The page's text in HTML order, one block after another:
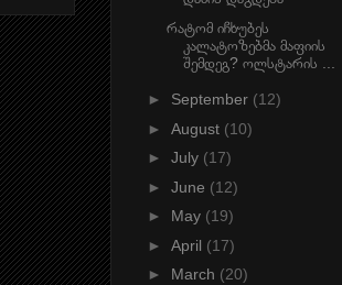
რატომ იჩხუბეს
კალატოზებმა მაფიის
შემდეგ? ოლსტარის ...
► September (12)
► August (10)
► July (17)
► June (12)
► May (19)
► April (17)
► March (20)